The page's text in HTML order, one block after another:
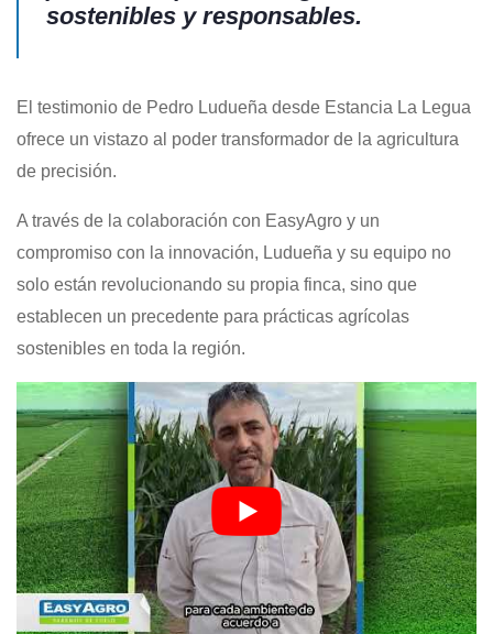
sostenibles y responsables.
El testimonio de Pedro Ludueña desde Estancia La Legua
ofrece un vistazo al poder transformador de la agricultura
de precisión.
A través de la colaboración con EasyAgro y un
compromiso con la innovación, Ludueña y su equipo no
solo están revolucionando su propia finca, sino que
establecen un precedente para prácticas agrícolas
sostenibles en toda la región.